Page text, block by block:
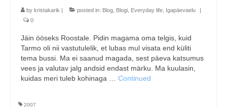
by kristakarik | posted in: Blog Blogi Everyday life Igapäevaelu
|
0
Jäin ööseks Roostale. Pidin magama oma telgis, kuid
Tarmo oli nii vastutulelik, et lubas mul visata end küliti
tema bussi. Ma ei saanud magada, sest päeva katsumus
vees ja valutav jalg andsid endast märku. Ma kuulasin,
kuidas meri tuleb kohinaga … Continued
2007